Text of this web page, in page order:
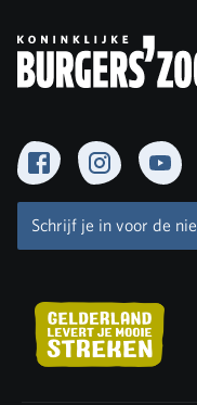
FacebookInstagram
Schrijf je in voor de